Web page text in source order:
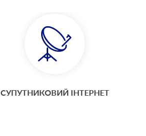
СУПУТНИКОВИЙ ІНТЕРНЕТ